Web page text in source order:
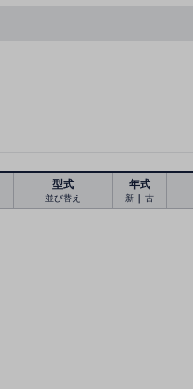
型式
並び替え
年式
新｜古